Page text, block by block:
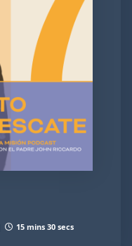
15 mins 30 secs